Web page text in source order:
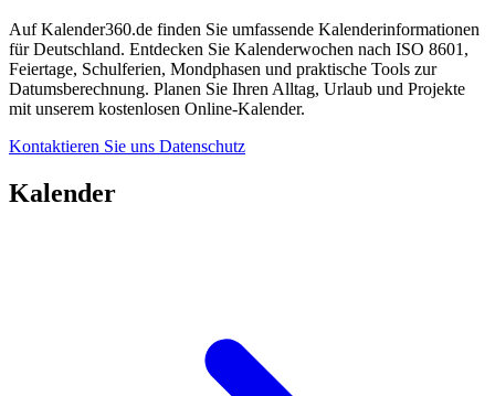
Auf Kalender360.de finden Sie umfassende Kalenderinformationen
für Deutschland. Entdecken Sie Kalenderwochen nach ISO 8601,
Feiertage, Schulferien, Mondphasen und praktische Tools zur
Datumsberechnung. Planen Sie Ihren Alltag, Urlaub und Projekte
mit unserem kostenlosen Online-Kalender.
Kontaktieren Sie uns Datenschutz
Kalender